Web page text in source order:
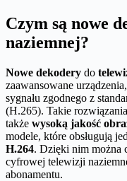
Czym są nowe
naziemnej?
Nowe dekodery do
zaawansowane
sygnału zgodnego z
(H.265). Takie
także wysoką jakość
modele, które obsługują
H.264. Dzięki nim można
cyfrowej telewizji
abonamentu.